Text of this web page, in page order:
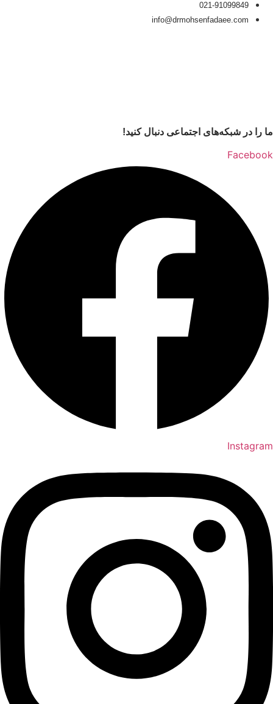
021-91099849
info@drmohsenfadaee.com
ما را در شبکه‌های اجتماعی دنبال کنید!
Facebook
Instagram